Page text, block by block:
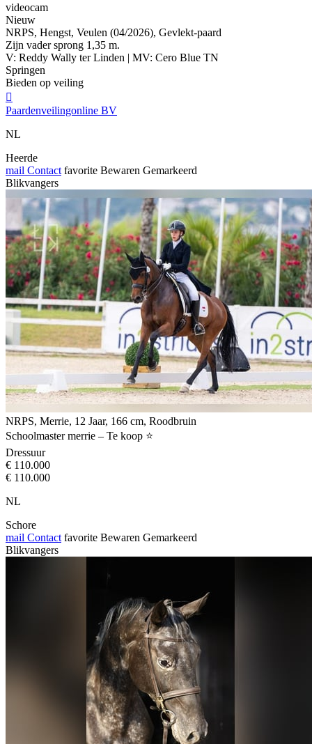
videocam
Nieuw
NRPS, Hengst, Veulen (04/2026), Gevlekt-paard
Zijn vader sprong 1,35 m.
V: Reddy Wally ter Linden | MV: Cero Blue TN
Springen
Bieden op veiling

Paardenveilingonline BV
NL
Heerde
mail Contact favorite Bewaren Gemarkeerd
Blikvangers
NRPS, Merrie, 12 Jaar, 166 cm, Roodbruin
Schoolmaster merrie – Te koop ⭐
Dressuur
€ 110.000
€ 110.000
NL
Schore
mail Contact favorite Bewaren Gemarkeerd
Blikvangers